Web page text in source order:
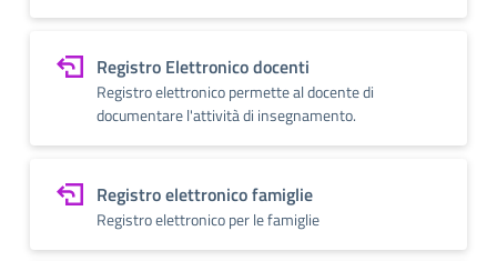
Registro Elettronico docenti
Registro elettronico permette al docente di
documentare l'attività di insegnamento.
Registro elettronico famiglie
Registro elettronico per le famiglie